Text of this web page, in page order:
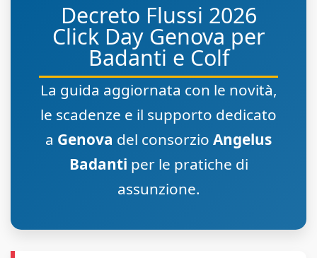
Decreto Flussi 2026
Click Day Genova per
Badanti e Colf
La guida aggiornata con le novità,
le scadenze e il supporto dedicato
a Genova del consorzio Angelus
Badanti per le pratiche di
assunzione.